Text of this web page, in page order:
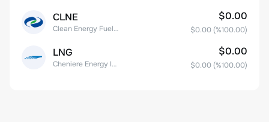
CLNE
Clean Energy Fuels Corp.
$0.00
$0.00 (%100.00)
LNG
Cheniere Energy Inc
$0.00
$0.00 (%100.00)